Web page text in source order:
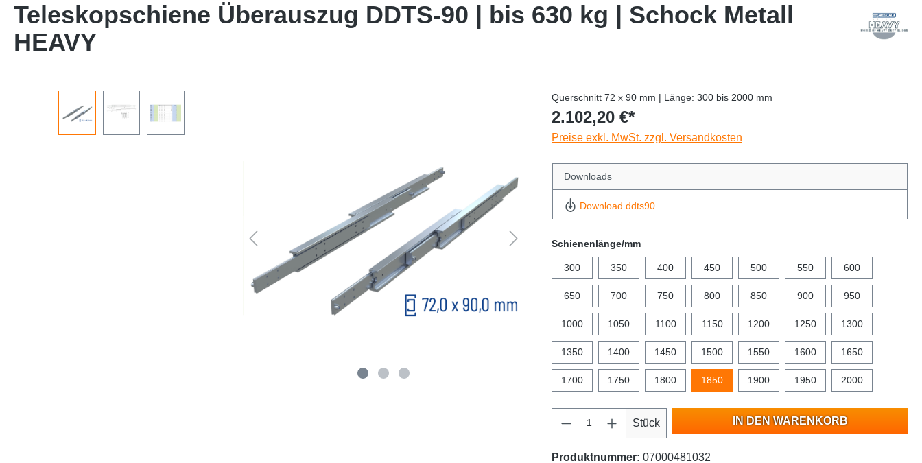
Teleskopschiene Überauszug DDTS-90 | bis 630 kg | Schock Metall
HEAVY
Querschnitt 72 x 90 mm | Länge: 300 bis 2000 mm
2.102,20 €*
Preise exkl. MwSt. zzgl. Versandkosten
Downloads
Download ddts90
Schienenlänge/mm
300 350 400 450 500 550 600
650 700 750 800 850 900 950
1000 1050 1100 1150 1200 1250 1300
1350 1400 1450 1500 1550 1600 1650
1700 1750 1800 1850 1900 1950 2000
Stück IN DEN WARENKORB
Produktnummer: 07000481032